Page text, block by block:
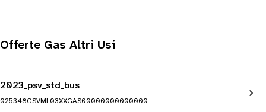
Offerte Gas Altri Usi
2023_psv_std_bus
025348GSVML03XXGAS00000000000000